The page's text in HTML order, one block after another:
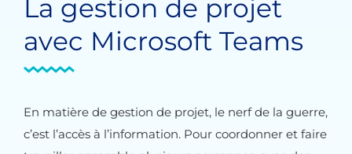
La gestion de projet
avec Microsoft Teams
En matière de gestion de projet, le nerf de la guerre,
c’est l’accès à l’information. Pour coordonner et faire